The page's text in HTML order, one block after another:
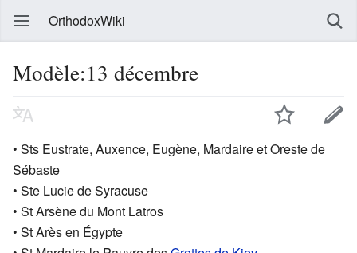
OrthodoxWiki
Modèle:13 décembre
• Sts Eustrate, Auxence, Eugène, Mardaire et Oreste de
Sébaste
• Ste Lucie de Syracuse
• St Arsène du Mont Latros
• St Arès en Égypte